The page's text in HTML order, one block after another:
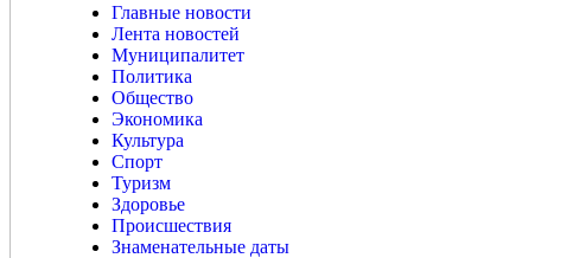
Главные новости
Лента новостей
Муниципалитет
Политика
Общество
Экономика
Культура
Спорт
Туризм
Здоровье
Происшествия
Знаменательные даты